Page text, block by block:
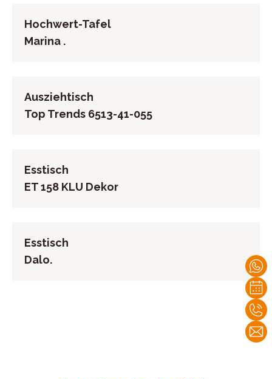
Hochwert-Tafel
Marina .
Ausziehtisch
Top Trends 6513-41-055
Esstisch
ET 158 KLU Dekor
Esstisch
Dalo.